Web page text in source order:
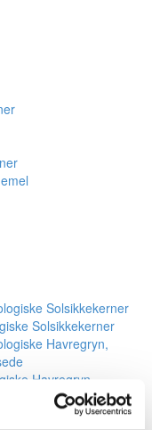
Solsikkekerner
Havregryn,